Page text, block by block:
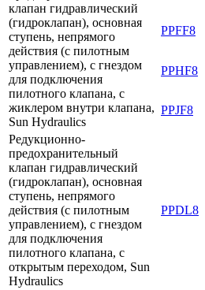
клапан гидравлический
(гидроклапан), основная
ступень, непрямого
действия (с пилотным
управлением), с гнездом
для подключения
пилотного клапана, с
жиклером внутри клапана,
Sun Hydraulics
PPFF8
PPHF8
PPJF8
Редукционно-
предохранительный
клапан гидравлический
(гидроклапан), основная
ступень, непрямого
действия (с пилотным
управлением), с гнездом
для подключения
пилотного клапана, с
открытым переходом, Sun
Hydraulics
PPDL8